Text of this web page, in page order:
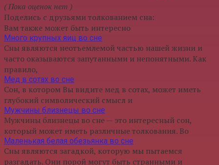
( Пока оценок нет )
Поделись с друзьями толкованием сна:
Вам также может быть интересно
Много крупных яиц во сне
Сны являются неотъемлемой частью нашей жизни и
часто оказываются запутанными и непонятными. Как
правило,
Мед в сотах во сне
Сон, в котором Вы видите мед в сотах, может иметь
глубокий символический смысл и
Мужчины близнецы во сне
Мужчины близнецы во сне — это интересный сон,
который может иметь различные толкования. Во
Маленькая белая обезьянка во сне
Сны являются загадкой, которую мы пытаемся
разгадать. Они порой могут быть странными и